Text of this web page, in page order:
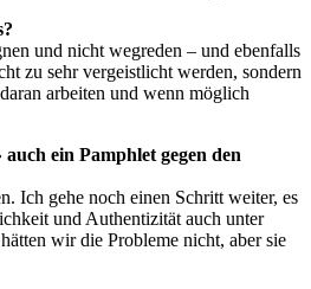
und nicht wegreden – und ebenfalls
zu sehr vergeistlicht werden, sondern
arbeiten und wenn möglich
ein Pamphlet gegen den
Ich gehe noch einen Schritt weiter, es
und Authentizität auch unter
wir die Probleme nicht, aber sie